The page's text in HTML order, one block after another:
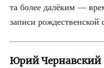
та более далё­ким —
запи­си рож­де­ствен­ской
Юрий